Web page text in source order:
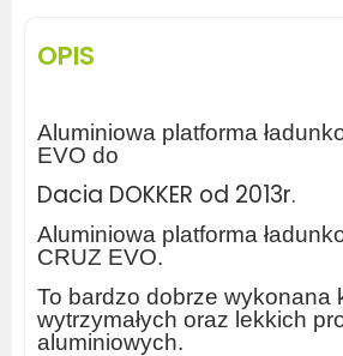
OPIS
Aluminiowa platforma
EVO do
Dacia DOKKER od 2013r.
Aluminiowa platforma
CRUZ EVO.
To bardzo dobrze wykonana
wytrzymałych oraz lekkich
aluminiowych.